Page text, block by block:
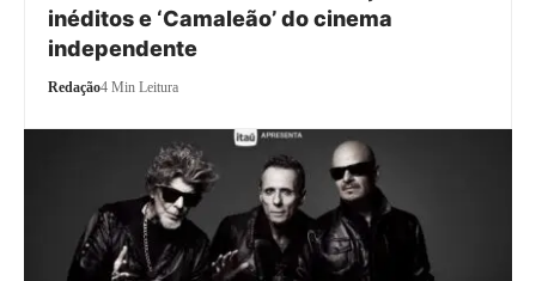
inéditos e ‘Camaleão’ do cinema
independente
Redação4 Min Leitura